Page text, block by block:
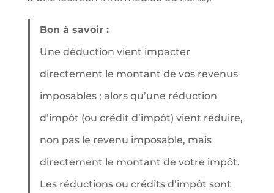
Bon à savoir :
Une déduction vient impacter
directement le montant de vos revenus
imposables ; alors qu’une réduction
d’impôt (ou crédit d’impôt) vient réduire,
non pas le revenu imposable, mais
directement le montant de votre impôt.
Les réductions ou crédits d’impôt sont